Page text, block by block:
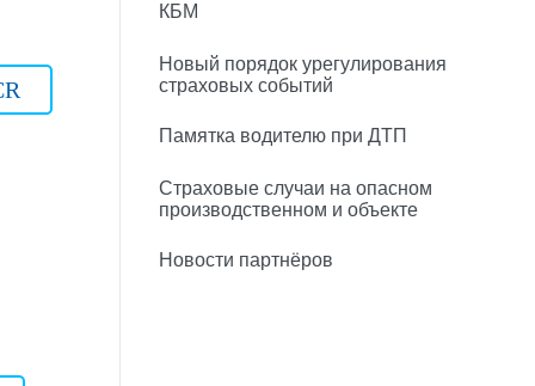
КБМ
Новый порядок урегулирования
страховых событий
Памятка водителю при ДТП
Страховые случаи на опасном
производственном и объекте
Новости партнёров